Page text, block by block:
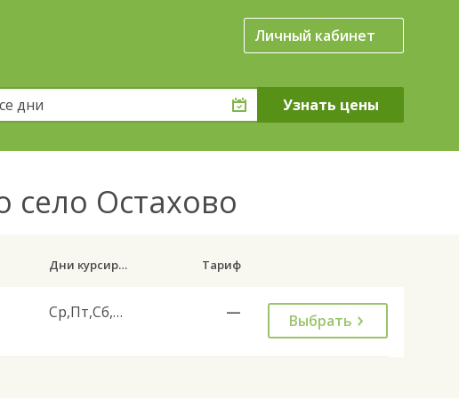
Личный кабинет
дни
Остахово
Дни курсирования Тариф
Ср,Пт,Сб,Вс — Выбрать